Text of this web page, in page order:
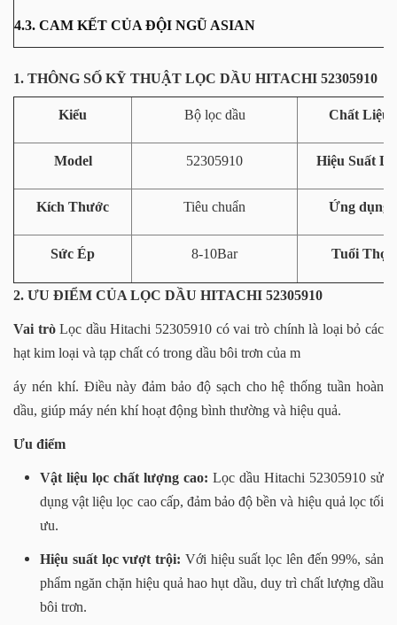
4.3. CAM KẾT CỦA ĐỘI NGŨ ASIAN
1. THÔNG SỐ KỸ THUẬT LỌC DẦU HITACHI 52305910
Kiểu Bộ lọc dầu Chất Liệu
Model 52305910 Hiệu Suất
Kích Thước Tiêu chuẩn Ứng dụng
Sức Ép 8-10Bar Tuổi Thọ
2. ƯU ĐIỂM CỦA LỌC DẦU HITACHI 52305910
Vai tròLọc dầu Hitachi 52305910 có vai trò chính là loại bỏ các
hạt kim loại và tạp chất có trong dầu bôi trơn của m
áy nén khí. Điều này đảm bảo độ sạch cho hệ thống tuần hoàn
dầu, giúp máy nén khí hoạt động bình thường và hiệu quả.
Ưu điểm
Vật liệu lọc chất lượng cao: Lọc dầu Hitachi 52305910 sử
dụng vật liệu lọc cao cấp, đảm bảo độ bền và hiệu quả lọc tối
ưu.
Hiệu suất lọc vượt trội: Với hiệu suất lọc lên đến 99%, sản
phẩm ngăn chặn hiệu quả hao hụt dầu, duy trì chất lượng dầu
bôi trơn.